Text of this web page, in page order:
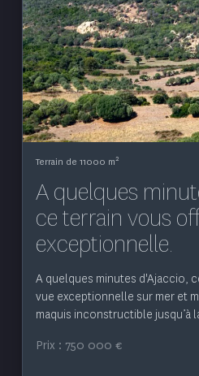
Voir le
Terrain de 11000 m2
A quelques
ce terrain vous
exceptionnelle.
A quelques minutes d'Ajaccio,
vue exceptionnelle sur mer et
maquis inconstructible jusqu’à
Prix : 750 000 €